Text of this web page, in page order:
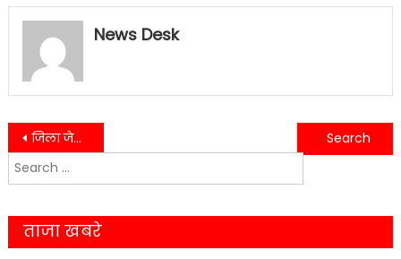
News Desk
Post
navigation
जिला जेल में बदलेगी बंदियों की जिंदगी, फास्ट फूड प्रशिक्षण से मिलेंगे रोजगार के मौके
नैनीताल में संदिग्ध मौत का खुलासा,वन्यजीव हमले से हुई थी मृत्यु
Search
for:
ताजा खबरे